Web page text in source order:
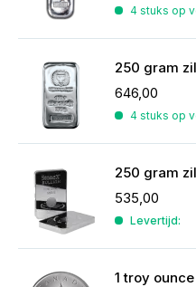
4 stuks op
250 gram
646,00
4 stuks op
535,00
Levertijd:
1 troy